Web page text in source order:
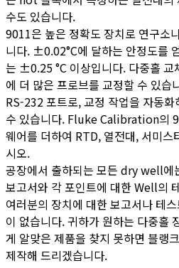
수도 있습니다.
9011은 높은 정확도 장치로 연구소
니다. ±0.02°C에 달하는 안정도를
는 ±0.25 °C 이상입니다. 다중홀 교
에 더 많은 프로브를 교정할 수 있습
RS-232 포트로, 교정 작업을 자동
수 있습니다. Fluke Calibration의
웨어를 더하여 RTD, 열전대, 서미스
시오.
공장에서 출하되는 모든 dry well에
보고서와 각 포인트에 대한 Well의
여러분의 장치에 대한 보고서나 테
이 없습니다. 귀하가 원하는 다중홀
게 알맞은 제품을 찾지 못하면 블랭
제작해 드리겠습니다.